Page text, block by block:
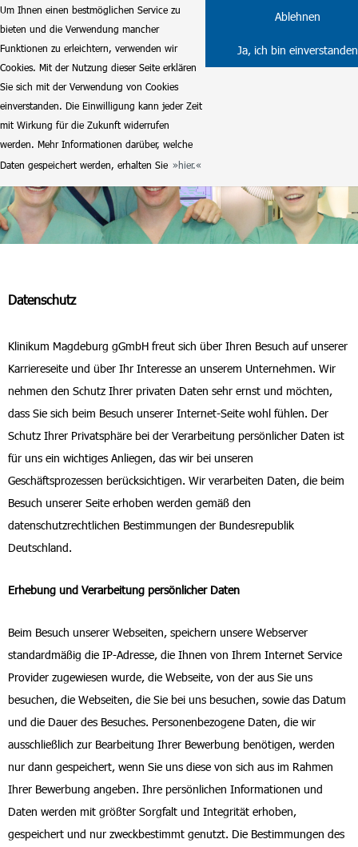
Um Ihnen einen bestmöglichen Service zu
bieten und die Verwendung mancher
Funktionen zu erleichtern, verwenden wir
Cookies. Mit der Nutzung dieser Seite erklären
Sie sich mit der Verwendung von Cookies
einverstanden. Die Einwilligung kann jeder Zeit
mit Wirkung für die Zukunft widerrufen
werden. Mehr Informationen darüber, welche
Daten gespeichert werden, erhalten Sie
hier.
Ablehnen
Ja, ich bin einverstanden
Datenschutz
Klinikum Magdeburg gGmbH freut sich über Ihren Besuch auf unserer
Karriereseite und über Ihr Interesse an unserem Unternehmen. Wir
nehmen den Schutz Ihrer privaten Daten sehr ernst und möchten,
dass Sie sich beim Besuch unserer Internet-Seite wohl fühlen. Der
Schutz Ihrer Privatsphäre bei der Verarbeitung persönlicher Daten ist
für uns ein wichtiges Anliegen, das wir bei unseren
Geschäftsprozessen berücksichtigen. Wir verarbeiten Daten, die beim
Besuch unserer Seite erhoben werden gemäß den
datenschutzrechtlichen Bestimmungen der Bundesrepublik
Deutschland.
Erhebung und Verarbeitung persönlicher Daten
Beim Besuch unserer Webseiten, speichern unsere Webserver
standardmäßig die IP-Adresse, die Ihnen von Ihrem Internet Service
Provider zugewiesen wurde, die Webseite, von der aus Sie uns
besuchen, die Webseiten, die Sie bei uns besuchen, sowie das Datum
und die Dauer des Besuches. Personenbezogene Daten, die wir
ausschließlich zur Bearbeitung Ihrer Bewerbung benötigen, werden
nur dann gespeichert, wenn Sie uns diese von sich aus im Rahmen
Ihrer Bewerbung angeben. Ihre persönlichen Informationen und
Daten werden mit größter Sorgfalt und Integrität erhoben,
gespeichert und nur zweckbestimmt genutzt. Die Bestimmungen des